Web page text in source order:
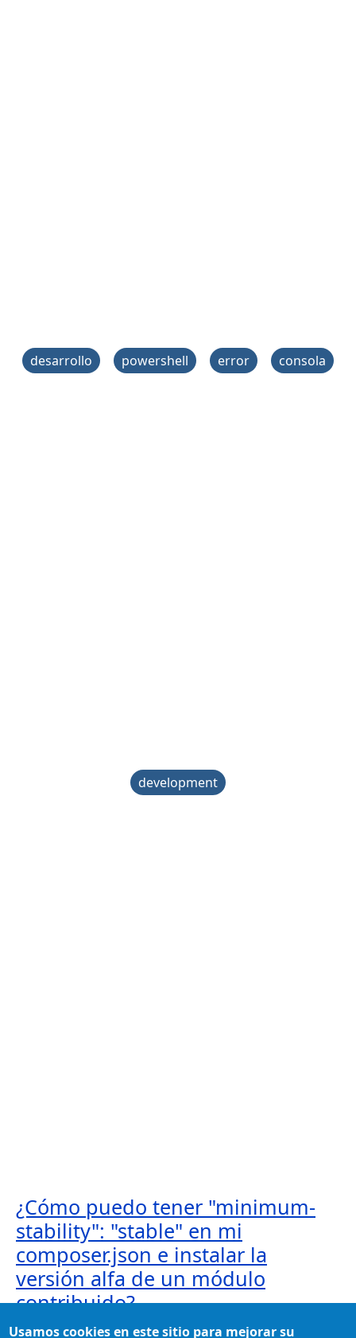
desarrollo powershell error consola
development
¿Cómo puedo tener "minimum-
stability": "stable" en mi
composer.json e instalar la
versión alfa de un módulo
contribuido?
En algunas ocasiones, cuando instalamos versiones
Usamos cookies en este sitio para mejorar su